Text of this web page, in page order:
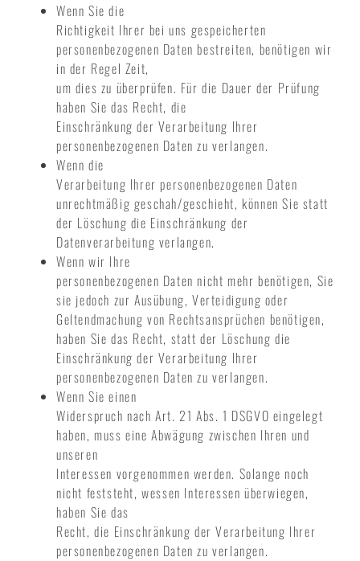
Wenn Sie die
Richtigkeit Ihrer bei uns gespeicherten
personenbezogenen Daten bestreiten, benötigen wir
in der Regel Zeit,
um dies zu überprüfen. Für die Dauer der Prüfung
haben Sie das Recht, die
Einschränkung der Verarbeitung Ihrer
personenbezogenen Daten zu verlangen.
Wenn die
Verarbeitung Ihrer personenbezogenen Daten
unrechtmäßig geschah/geschieht, können Sie statt
der Löschung die Einschränkung der
Datenverarbeitung verlangen.
Wenn wir Ihre
personenbezogenen Daten nicht mehr benötigen, Sie
sie jedoch zur Ausübung, Verteidigung oder
Geltendmachung von Rechtsansprüchen benötigen,
haben Sie das Recht, statt der Löschung die
Einschränkung der Verarbeitung Ihrer
personenbezogenen Daten zu verlangen.
Wenn Sie einen
Widerspruch nach Art. 21 Abs. 1 DSGVO eingelegt
haben, muss eine Abwägung zwischen Ihren und
unseren
Interessen vorgenommen werden. Solange noch
nicht feststeht, wessen Interessen überwiegen,
haben Sie das
Recht, die Einschränkung der Verarbeitung Ihrer
personenbezogenen Daten zu verlangen.